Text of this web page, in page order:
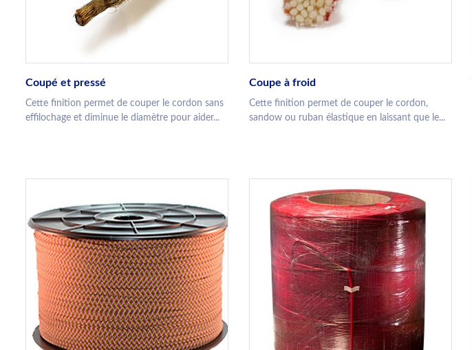
Coupé et pressé
Cette finition permet de couper le cordon sans
effilochage et diminue le diamètre pour aider...
Coupe à froid
Cette finition permet de couper le cordon,
sandow ou ruban élastique en laissant que le...